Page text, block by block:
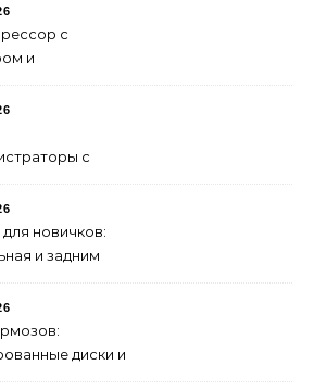
с
и
с
новичков:
и задним
диски и